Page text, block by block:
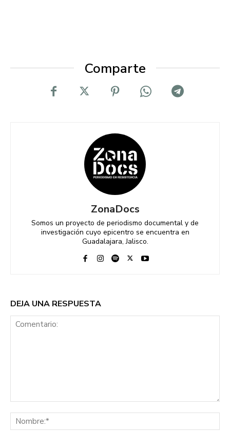
Comparte
ZonaDocs
Somos un proyecto de periodismo documental y de
investigación cuyo epicentro se encuentra en
Guadalajara, Jalisco.
DEJA UNA RESPUESTA